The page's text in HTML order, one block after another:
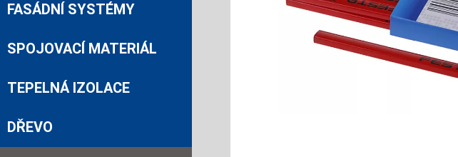
FASÁDNÍ SYSTÉMY
SPOJOVACÍ MATERIÁL
TEPELNÁ IZOLACE
DŘEVO